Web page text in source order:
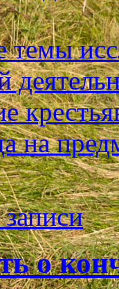
темы
на
о